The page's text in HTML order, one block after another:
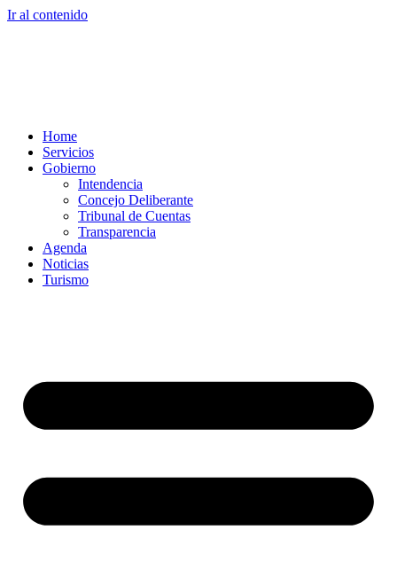
Ir al contenido
Home
Servicios
Gobierno
Intendencia
Concejo Deliberante
Tribunal de Cuentas
Transparencia
Agenda
Noticias
Turismo